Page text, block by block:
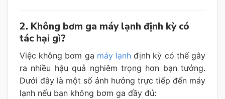
2. Không bơm ga máy lạnh định kỳ có
tác hại gì?
Việc không bơm ga máy lạnh định kỳ có thể gây
ra nhiều hậu quả nghiêm trọng hơn bạn tưởng.
Dưới đây là một số ảnh hưởng trực tiếp đến máy
lạnh nếu bạn không bơm ga đầy đủ: